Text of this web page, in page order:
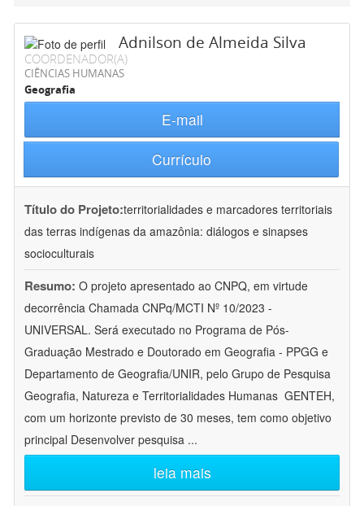
Adnilson de Almeida Silva
COORDENADOR(A)
CIÊNCIAS HUMANAS
Geografia
E-mail
Currículo
Título do Projeto:territorialidades e marcadores territoriais
das terras indígenas da amazônia: diálogos e sinapses
socioculturais
Resumo: O projeto apresentado ao CNPQ, em virtude
decorrência Chamada CNPq/MCTI Nº 10/2023 -
UNIVERSAL. Será executado no Programa de Pós-
Graduação Mestrado e Doutorado em Geografia - PPGG e
Departamento de Geografia/UNIR, pelo Grupo de Pesquisa
Geografia, Natureza e Territorialidades Humanas  GENTEH,
com um horizonte previsto de 30 meses, tem como objetivo
principal Desenvolver pesquisa ...
leia mais